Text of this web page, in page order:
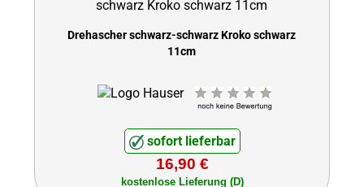
Drehascher schwarz-schwarz Kroko schwarz
11cm
sofort lieferbar
16,90 €
kostenlose Lieferung (D)